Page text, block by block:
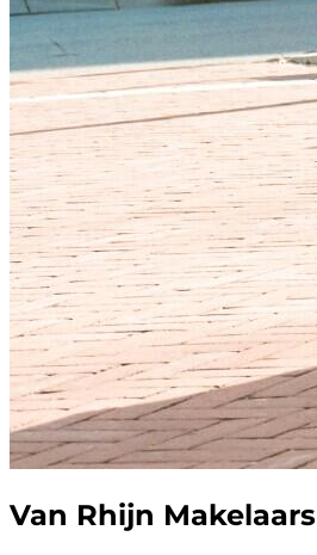
Van Rhijn Makelaars